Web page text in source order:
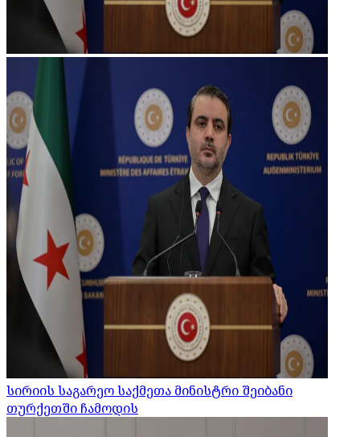
სირიის საგარეო საქმეთა მინისტრი შეიბანი
თურქეთში ჩამოდის